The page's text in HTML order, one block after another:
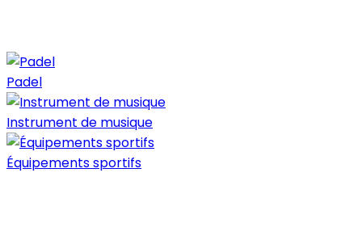
Padel
Instrument de musique
Équipements sportifs